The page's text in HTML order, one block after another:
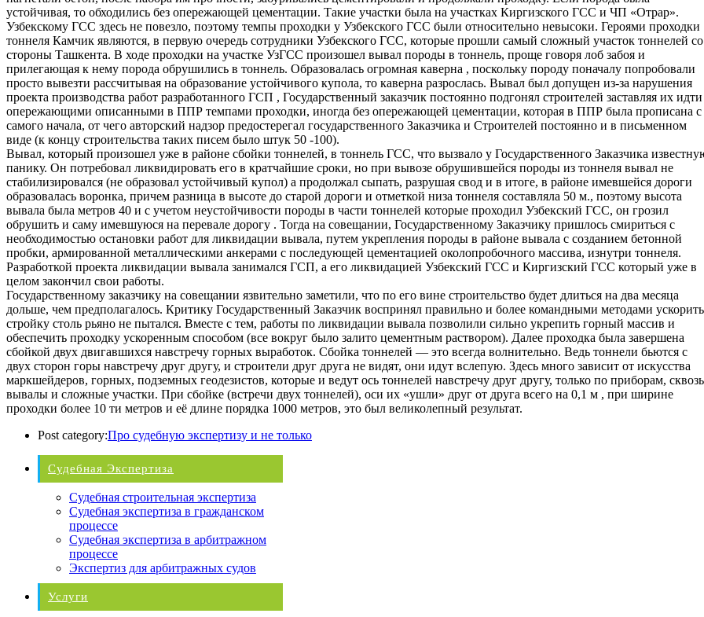
устойчивая, то обходились без опережающей цементации. Такие участки была на участках Киргизского ГСС и ЧП «Отрар».
Узбекскому ГСС здесь не повезло, поэтому темпы проходки у Узбекского ГСС были относительно невысоки. Героями проходки
тоннеля Камчик являются, в первую очередь сотрудники Узбекского ГСС, которые прошли самый сложный участок тоннелей со
стороны Ташкента. В ходе проходки на участке УзГСС произошел вывал породы в тоннель, проще говоря лоб забоя и
прилегающая к нему порода обрушились в тоннель. Образовалась огромная каверна , поскольку породу поначалу попробовали
просто вывезти рассчитывая на образование устойчивого купола, то каверна разрослась. Вывал был допущен из-за нарушения
проекта производства работ разработанного ГСП , Государственный заказчик постоянно подгонял строителей заставляя их идти
опережающими описанными в ППР темпами проходки, иногда без опережающей цементации, которая в ППР была прописана с
самого начала, от чего авторский надзор предостерегал государственного Заказчика и Строителей постоянно и в письменном
виде (к концу строительства таких писем было штук 50 -100).
Вывал, который произошел уже в районе сбойки тоннелей, в тоннель ГСС, что вызвало у Государственного Заказчика
панику. Он потребовал ликвидировать его в кратчайшие сроки, но при вывозе обрушившейся породы из тоннеля вывал не
стабилизировался (не образовал устойчивый купол) а продолжал сыпать, разрушая свод и в итоге, в районе имевшейся дороги
образовалась воронка, причем разница в высоте до старой дороги и отметкой низа тоннеля составляла 50 м., поэтому высота
вывала была метров 40 и с учетом неустойчивости породы в части тоннелей которые проходил Узбекский ГСС, он грозил
обрушить и саму имевшуюся на перевале дорогу . Тогда на совещании, Государственному Заказчику пришлось смириться с
необходимостью остановки работ для ликвидации вывала, путем укрепления породы в районе вывала с созданием бетонной
пробки, армированной металлическими анкерами с последующей цементацией околопробочного массива, изнутри тоннеля.
Разработкой проекта ликвидации вывала занимался ГСП, а его ликвидацией Узбекский ГСС и Киргизский ГСС который уже в
целом закончил свои работы.
Государственному заказчику на совещании язвительно заметили, что по его вине строительство будет длиться на два месяца
дольше, чем предполагалось. Критику Государственный Заказчик воспринял правильно и более командными методами ускорить
стройку столь рьяно не пытался. Вместе с тем, работы по ликвидации вывала позволили сильно укрепить горный массив и
обеспечить проходку ускоренным способом (все вокруг было залито цементным раствором). Далее проходка была завершена
сбойкой двух двигавшихся навстречу горных выработок. Сбойка тоннелей — это всегда волнительно. Ведь тоннели бьются с
двух сторон горы навстречу друг другу, и строители друг друга не видят, они идут вслепую. Здесь много зависит от искусства
маркшейдеров, горных, подземных геодезистов, которые и ведут ось тоннелей навстречу друг другу, только по приборам, сквозь
вывалы и сложные участки. При сбойке (встречи двух тоннелей), оси их «ушли» друг от друга всего на 0,1 м , при ширине
проходки более 10 ти метров и её длине порядка 1000 метров, это был великолепный результат.
Post category:Про судебную экспертизу и не только
Судебная Экспертиза
Судебная строительная экспертиза
Судебная экспертиза в гражданском
процессе
Судебная экспертиза в арбитражном
процессе
Экспертиз для арбитражных судов
Услуги